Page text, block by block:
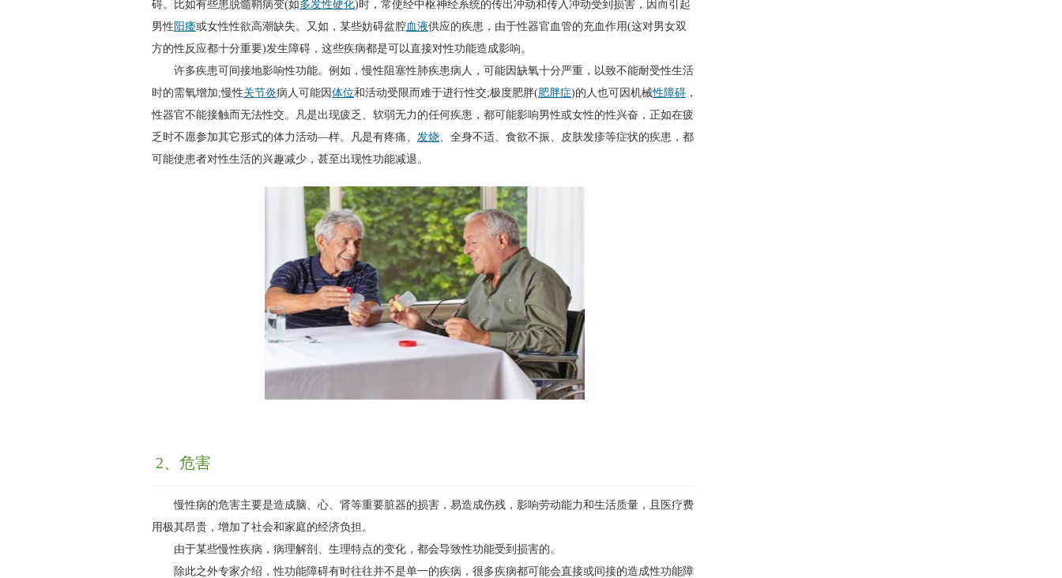
碍。比如有些患脱髓鞘病变(如多发性硬化)时，常使经中枢神经系统的传出冲动和传入冲动受到损害，因而引起
男性 阳痿或女性性欲高潮缺失。又如，某些妨碍盆腔血液供应的疾患，由于性器官血管的充血作用(这对男女双
方的性反应都十分重要)发生障碍，这些疾病都是可以直接对性功能造成影响。
许多疾患可间接地影响性功能。例如，慢性阻塞性肺疾患病人，可能因缺氧十分严重，以致不能耐受性生活
时的需氧增加;慢性关节炎病人可能因体位和活动受限而难于进行性交;极度肥胖(肥胖症)的人也可因机械性障碍 ，
性器官不能接触而无法性交。凡是出现疲乏、软弱无力的任何疾患，都可能影响男性或女性的性兴奋，正如在疲
乏时不愿参加其它形式的体力活动—样。凡是有疼痛、 发烧、全身不适、食欲不振、皮肤发疹等症状的疾患，都
可能使患者对性生活的兴趣减少，甚至出现性功能减退。
2、危害
慢性病的危害主要是造成脑、心、肾等重要脏器的损害，易造成伤残，影响劳动能力和生活质量，且医疗费
用极其昂贵，增加了社会和家庭的经济负担。
由于某些慢性疾病，病理解剖、生理特点的变化，都会导致性功能受到损害的。
除此之外专家介绍，性功能障碍有时往往并不是单一的疾病，很多疾病都可能会直接或间接的造成性功能障